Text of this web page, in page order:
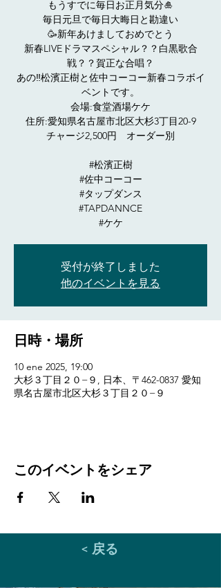
もうすでに毎日お正月気分🎍
毎日元旦で毎日大晦日と勘違い
🥳新年あけましておめでとう
新春LIVEドラマスペシャル？？白黒歌合
戦？？賀正な合唱？
あの‼️松濱正樹と佐中コーコー新春コラボイ
ベントです。
会場:食堂酒場ケケ
住所:愛知県名古屋市北区大杉3丁目20-9
チャージ2,500円 オーダー別
#松濱正樹
#佐中コーコー
#タップダンス
#TAPDANNCE
#ケケ
受付が終了しました
他のイベントを見る
日時・場所
10 ene 2025, 19:00
大杉３丁目２０−９, 日本、〒462-0837 愛知
県名古屋市北区大杉３丁目２０−９
このイベントをシェア
< 戻る